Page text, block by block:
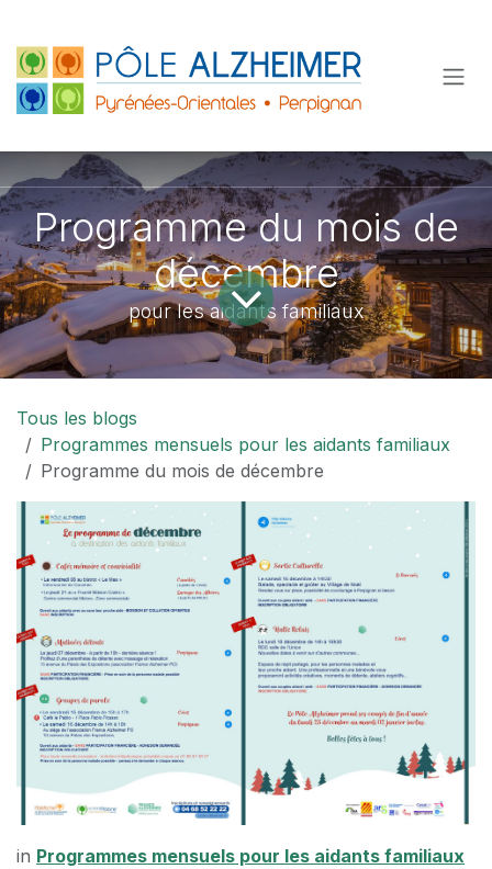
Programme du mois de
décembre
pour les aidants familiaux
Tous les blogs
Programmes mensuels pour les aidants familiaux
Programme du mois de décembre
in Programmes mensuels pour les aidants familiaux